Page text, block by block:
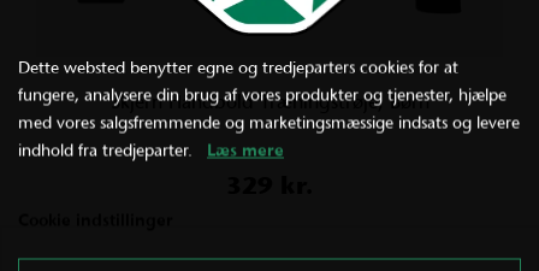
Skjern Håndbold Træningstrøje, Børn
Dette websted benytter egne og tredjeparters cookies for at
fungere, analysere din brug af vores produkter og tjenester, hjælpe
med vores salgsfremmende og marketingsmæssige indsats og levere
indhold fra tredjeparter. Læs mere